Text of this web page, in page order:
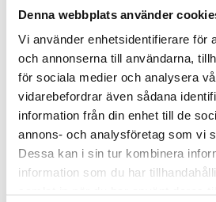
Denna webbplats använder
Vi använder enhetsidentifierare för
och annonserna till användarna,
för sociala medier och analysera
vidarebefordrar även sådana
information från din enhet till de
annons- och analysföretag som vi
Dessa kan i sin tur kombinera
information som du har
Jag godkänner Salinitys
Ansökan hanteras manuellt och